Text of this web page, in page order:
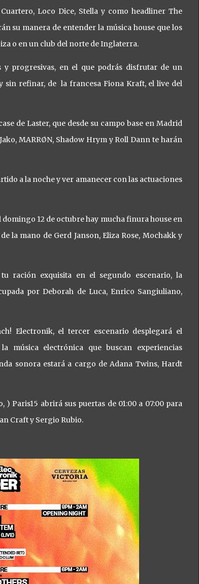
Loco Dice, Stella y como headliner The
su manera de entender la música house que los
o en un club del norte de Inglaterra.
y progresivas, en el que podrás disfrutar de un
sin refinar, de la francesa Fiona Kraft, el live del
de Laster, que desde su campo base en Madrid
MARRØN, Shadow Hrym y Roll Dann te harán
a la noche y ver amanecer con las actuaciones
12 de octubre hay mucha finura house en
la mano de Gerd Janson, Eliza Rose, Mochakk y
ración exquisita en el segundo escenario, la
por Deborah de Luca, Enrico Sangiuliano,
Electronik, el tercer escenario desplegará el
música electrónica que buscan experiencias
sonora estará a cargo de Adana Twins, Hardt
Paris15 abrirá sus puertas de 01:00 a 07:00 para
Craft y Sergio Rubio.